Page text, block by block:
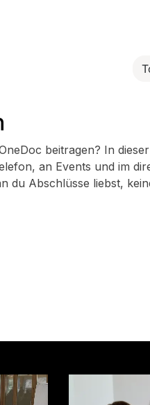
beitragen? In
an Events und im
du Abschlüsse liebst,